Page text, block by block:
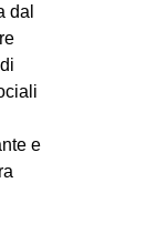
dal
e